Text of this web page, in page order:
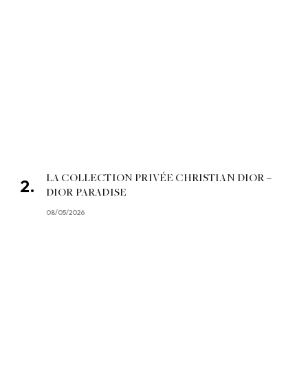
LA COLLECTION PRIVÉE CHRISTIAN DIOR –
DIOR PARADISE
08/05/2026